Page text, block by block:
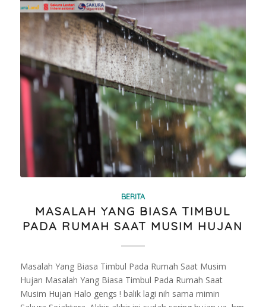
BERITA
MASALAH YANG BIASA TIMBUL
PADA RUMAH SAAT MUSIM HUJAN
Masalah Yang Biasa Timbul Pada Rumah Saat Musim
Hujan Masalah Yang Biasa Timbul Pada Rumah Saat
Musim Hujan Halo gengs ! balik lagi nih sama mimin